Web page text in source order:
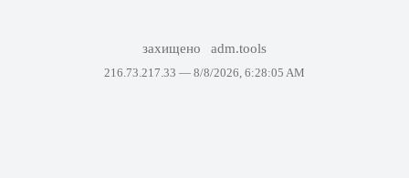
захищено adm.tools
216.73.217.33 — 8/8/2026, 6:28:05 AM